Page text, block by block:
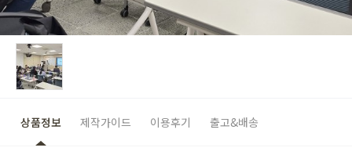
상품정보 제작가이드 이용후기 출고&배송